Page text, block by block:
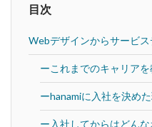
目次
Webデザインからサービ
ーこれまでのキャリアを
ーhanamiに入社を決め
ー入社してからはどん